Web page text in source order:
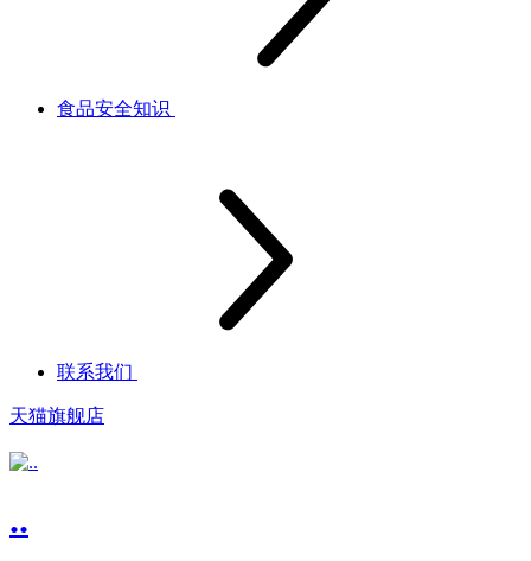
食品安全知识
联系我们
天猫旗舰店
..